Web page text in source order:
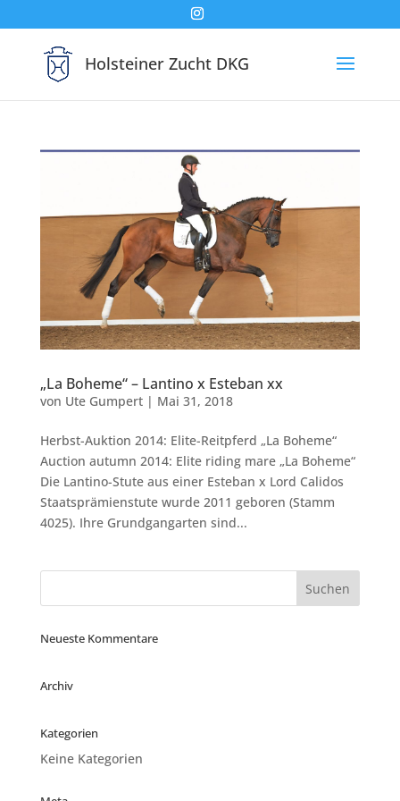
Holsteiner Zucht DKG
„La Boheme“ – Lantino x Esteban xx
von Ute Gumpert| Mai 31, 2018
Herbst-Auktion 2014: Elite-Reitpferd „La Boheme“
Auction autumn 2014: Elite riding mare „La Boheme“
Die Lantino-Stute aus einer Esteban x Lord Calidos
Staatsprämienstute wurde 2011 geboren (Stamm
4025). Ihre Grundgangarten sind...
Neueste Kommentare
Archiv
Kategorien
Keine Kategorien